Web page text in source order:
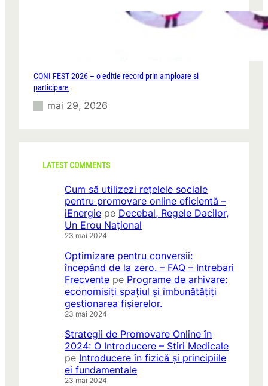
CONI FEST 2026 – o editie record prin amploare si
participare
mai 29, 2026
LATEST COMMENTS
Cum să utilizezi rețelele sociale
pentru promovare online eficientă –
iEnergie pe Decebal, Regele Dacilor,
Un Erou Național
23 mai 2024
Optimizare pentru conversii:
începând de la zero. – FAQ – Intrebari
Frecvente pe Programe de arhivare:
economisiți spațiul și îmbunătățiți
gestionarea fișierelor.
23 mai 2024
Strategii de Promovare Online în
2024: O Introducere – Stiri Medicale
pe Introducere în fizică și principiile
ei fundamentale
23 mai 2024